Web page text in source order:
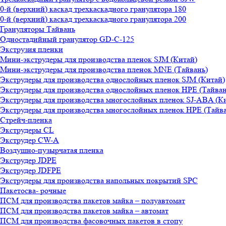
0-й (верхний) каскад трехкаскадного гранулятора 180
0-й (верхний) каскад трехкаскадного гранулятора 200
Грануляторы Тайвань
Одностадийный гранулятор GD-C-125
Экструзия пленки
Мини-экструдеры для производства пленок SJM (Китай)
Мини-экструдеры для производства пленок MNE (Тайвань)
Экструдеры для производства однослойных пленок SJM (Китай)
Экструдеры для производства однослойных пленок HPE
Экструдеры для производства многослойных пленок SJ-ABA
Экструдеры для производства многослойных пленок HPE
Стрейч-пленка
Экструдеры CL
Экструдер CW-A
Воздушно-пузырчатая пленка
Экструдер JDPE
Экструдер JDFPE
Экструдеры для производства напольных покрытий SPC
Пакетосва- рочные
ПСМ для производства пакетов майка – полуавтомат
ПСМ для производства пакетов майка – автомат
ПСМ для производства фасовочных пакетов в стопу